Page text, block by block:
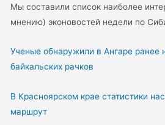
Мы составили список наиболее
мнению) эконовостей недели по
Ученые обнаружили в Ангаре ранее
байкальских рачков
В Красноярском крае статистики
маршрут